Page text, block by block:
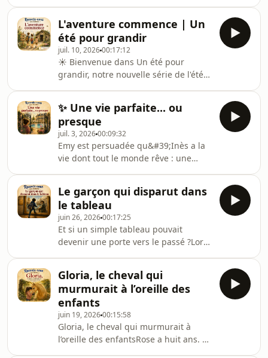
préfère danser avec des rubans,
Gabriel veut raconter une histoire et
semaine, direction le centre de loisirs,
où ils rencontrent Awa et Sékou. Entre
défis, fous rires, esprit d&#39;équipe
et olympiades complètement
déjantées, cette journée promet bien
des surprises…Une histoire positive
qui invite les enfants à coopérer, à se
dépasse
L'aventure commence | Un
été pour grandir
juil. 10, 202600:17:12
☀️ Bienvenue dans Un été pour
grandir, notre nouvelle série de l'été
cœur de la forêt, persuadés de passer
des vacances comme les autres.Mais
une décision inattendue de leurs
parents va tout bouleverser…Très vite,
une mystérieuse découverte les
entraînera dans une aventure pleine
de curiosité, de nature et de petits
défis, o
✨ Une vie parfaite... ou
presque
juil. 3, 202600:09:32
Emy est persuadée qu&#39;Inès a la
vie dont tout le monde rêve : une
derrière les apparences se cache
parfois une réalité bien
différente...Une histoire tendre qui
invite les enfants à réfléchir aux
comparaisons, à la jalousie matérielle
et à ce qui rend vraiment une vie
riche et heureuse.🌙 À écouter le soir,
avant de dormir, penda
Le garçon qui disparut dans
le tableau
juin 26, 202600:17:25
Et si un simple tableau pouvait
devenir une porte vers le passé ?Lors
immense tableau représentant un
ancien port de France. En un instant,
il se retrouve transporté au XVIIIᵉ
siècle, où il fait une rencontre aussi
inattendue que fascinante…Une
histoire pleine d&#39;aventure,
d&#39;émerveillement et de curiosité,
Gloria, le cheval qui
murmurait à l’oreille des
enfants
juin 19, 202600:15:58
Gloria, le cheval qui murmurait à
l’oreille des enfantsRose a huit ans. Et